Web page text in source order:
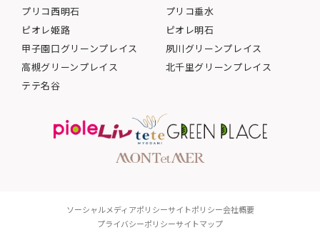
プリコ西明石
プリコ垂水
ピオレ姫路
ピオレ明石
甲子園口グリーンプレイス
夙川グリーンプレイス
高槻グリーンプレイス
北千里グリーンプレイス
テテ名谷
ソーシャルメディアポリシーサイトポリシー会社概要
プライバシーポリシーサイトマップ